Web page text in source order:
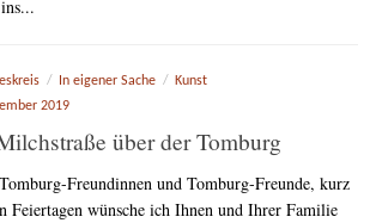
/ In eigener Sache / Kunst
2019
über der Tomburg
Freundinnen und Tomburg-Freunde, kurz
Feiertagen wünsche ich Ihnen und Ihrer Familie